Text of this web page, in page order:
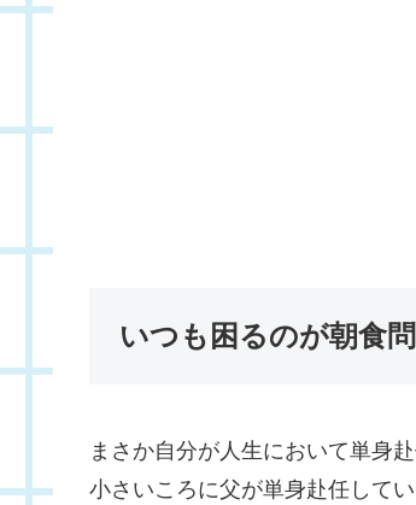
いつも困るのが朝食
まさか自分が人生において単身
小さいころに父が単身赴任して